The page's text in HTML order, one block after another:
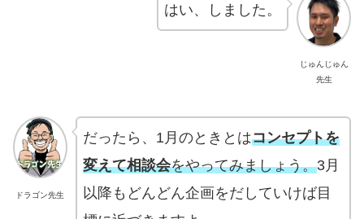
じゅんじゅん
先生
はい、しました。
ドラゴン先生
だったら、1月のときとはコンセプトを
変えて相談会をやってみましょう。3月
以降もどんどん企画をだしていけば目